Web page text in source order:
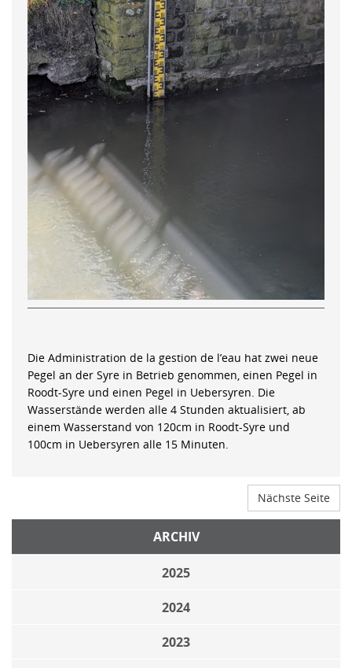
Die Administration de la gestion de l’eau hat zwei neue
Pegel an der Syre in Betrieb genommen, einen Pegel in
Roodt-Syre und einen Pegel in Uebersyren. Die
Wasserstände werden alle 4 Stunden aktualisiert, ab
einem Wasserstand von 120cm in Roodt-Syre und
100cm in Uebersyren alle 15 Minuten.
Nächste Seite
ARCHIV
2025
2024
2023